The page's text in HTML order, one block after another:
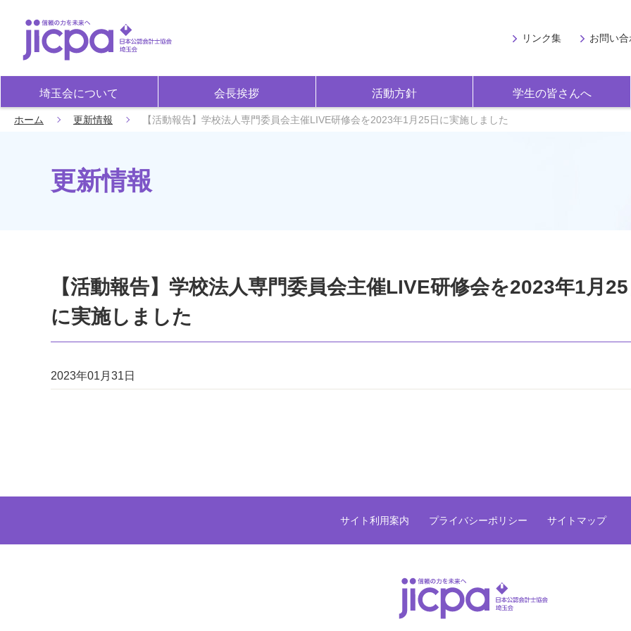
埼玉会について 会長挨拶 活動方針 学生の皆さんへ
リンク集 お問い
ホーム 更新情報 【活動報告】学校法人専門委員会主催LIVE研修会を2023年1月25日に実施しました
更新情報
【活動報告】学校法人専門委員会主催LIVE研修会を2023年1月25
に実施しました
2023年01月31日
サイト利用案内 プライバシーポリシー サイトマップ